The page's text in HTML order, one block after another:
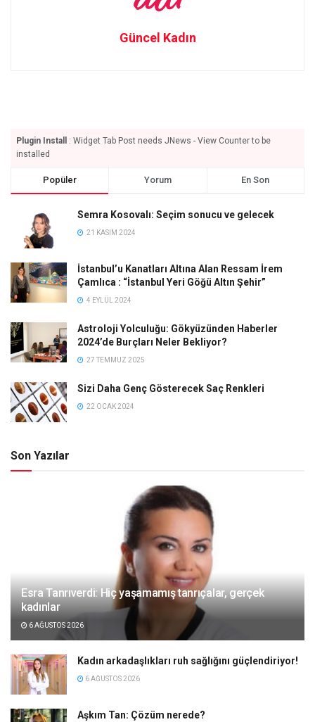
Güncel Kadın
Plugin Install
: Widget Tab Post needs JNews - View Counter to be
installed
Popüler Yorum En Son
Semra Kosovalı: Seçim sonucu ve gelecek
21 KASIM 2024
İstanbul’u Kanatları Altına Alan Ressam İrem
Çamlıca : “İstanbul Yeri Göğü Altın Şehir”
4 EYLÜL 2024
Astroloji Yolculuğu: Gökyüzünden Haberler
2024’de Burçları Neler Bekliyor?
27 TEMMUZ 2025
Sizi Daha Genç Gösterecek Saç Renkleri
22 OCAK 2024
Son Yazılar
Esra Tanrıverdi: Hiç yaşamamış tanrıçalar, gerçek
kadınlar
6 AĞUSTOS 2026
Kadın arkadaşlıkları ruh sağlığını güçlendiriyor!
6 AĞUSTOS 2026
Aşkım Tan: Çözüm nerede?